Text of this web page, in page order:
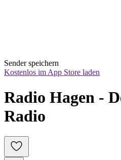
Sender speichern
Kostenlos im App Store laden
Radio Hagen -
Radio